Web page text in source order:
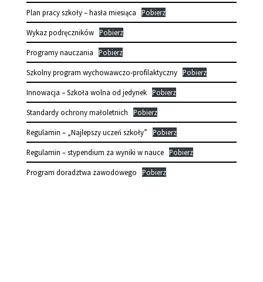
Plan pracy szkoły – hasła miesiąca Pobierz
Wykaz podręczników Pobierz
Programy nauczania Pobierz
Szkolny program wychowawczo-profilaktyczny Pobierz
Innowacja – Szkoła wolna od jedynek Pobierz
Standardy ochrony małoletnich Pobierz
Regulamin – „Najlepszy uczeń szkoły” Pobierz
Regulamin – stypendium za wyniki w nauce Pobierz
Program doradztwa zawodowego Pobierz